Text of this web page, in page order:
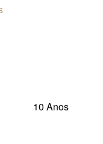
10 Anos